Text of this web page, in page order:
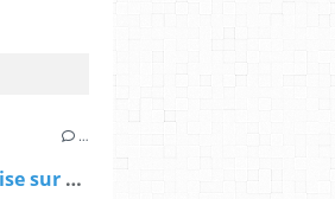
…
Modelcarworld : 20% de remise sur 4 000 miniatures